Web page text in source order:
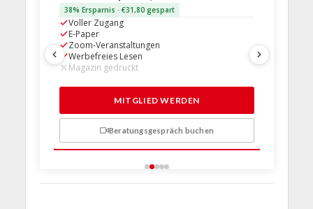
38% Ersparnis · €31,80 gespart
Voller Zugang
E-Paper
Zoom-Veranstaltungen
Werbefreies Lesen
Magazin gedruckt
MITGLIED WERDEN
Beratungsgespräch buchen